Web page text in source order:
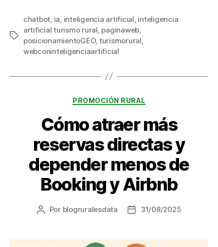
Etiquetas
chatbot, ia, inteligencia artificial, inteligencia
artificial turismo rural, paginaweb,
posicionamientoGEO, turismorural,
webconinteligenciaartificial
Categorías
PROMOCIÓN RURAL
Cómo atraer más
reservas directas y
depender menos de
Booking y Airbnb
Autor
entrada
Por blogruralesdata
Fecha
entrada
31/08/2025